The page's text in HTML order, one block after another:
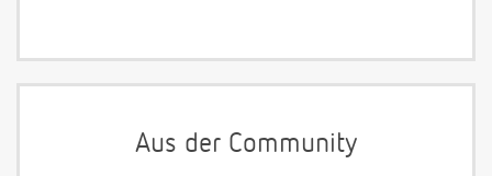
Aus der Community